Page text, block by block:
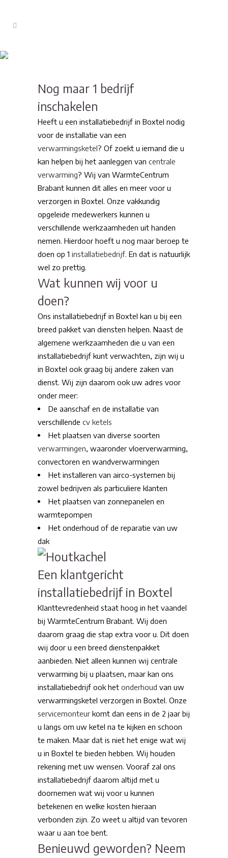
Nog maar 1 bedrijf
inschakelen
Heeft u een installatiebedrijf in Boxtel nodig
voor de installatie van een
verwarmingsketel? Of zoekt u iemand die u
kan helpen bij het aanleggen van centrale
verwarming? Wij van WarmteCentrum
Brabant kunnen dit alles en meer voor u
verzorgen in Boxtel. Onze vakkundig
opgeleide medewerkers kunnen u
verschillende werkzaamheden uit handen
nemen. Hierdoor hoeft u nog maar beroep te
doen op 1 installatiebedrijf. En dat is natuurlijk
wel zo prettig.
Wat kunnen wij voor u
doen?
Ons installatiebedrijf in Boxtel kan u bij een
breed pakket van diensten helpen. Naast de
algemene werkzaamheden die u van een
installatiebedrijf kunt verwachten, zijn wij u
in Boxtel ook graag bij andere zaken van
dienst. Wij zijn daarom ook uw adres voor
onder meer:
De aanschaf en de installatie van
verschillende cv ketels
Het plaatsen van diverse soorten
verwarmingen, waaronder vloerverwarming,
convectoren en wandverwarmingen
Het installeren van airco-systemen bij
zowel bedrijven als particuliere klanten
Het plaatsen van zonnepanelen en
warmtepompen
Het onderhoud of de reparatie van uw
dak
Een klantgericht
installatiebedrijf in Boxtel
Klanttevredenheid staat hoog in het vaandel
bij WarmteCentrum Brabant. Wij doen
daarom graag die stap extra voor u. Dit doen
wij door u een breed dienstenpakket
aanbieden. Niet alleen kunnen wij centrale
verwarming bij u plaatsen, maar kan ons
installatiebedrijf ook het onderhoud van uw
verwarmingsketel verzorgen in Boxtel. Onze
servicemonteur komt dan eens in de 2 jaar bij
u langs om uw ketel na te kijken en schoon
te maken. Maar dat is niet het enige wat wij
u in Boxtel te bieden hebben. Wij houden
rekening met uw wensen. Vooraf zal ons
installatiebedrijf daarom altijd met u
doornemen wat wij voor u kunnen
betekenen en welke kosten hieraan
verbonden zijn. Zo weet u altijd van tevoren
waar u aan toe bent.
Benieuwd geworden? Neem